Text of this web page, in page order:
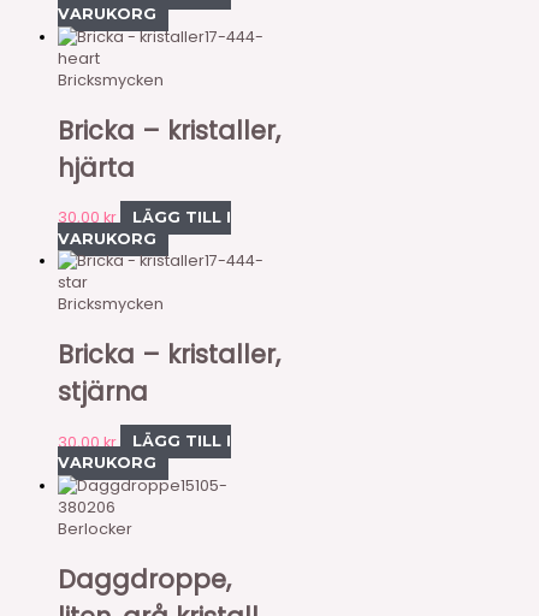
VARUKORG
17-444-
heart
Bricksmycken
Bricka – kristaller,
hjärta
30,00 kr
LÄGG TILL I
VARUKORG
17-444-
star
Bricksmycken
Bricka – kristaller,
stjärna
30,00kr
LÄGG TILL I
VARUKORG
15105-
380206
Berlocker
Daggdroppe,